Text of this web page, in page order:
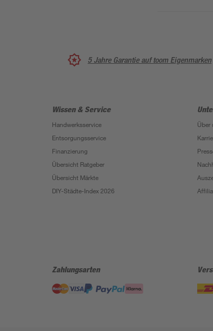
5 Jahre Garantie auf toom Eigenmarken
Wissen & Service
Handwerksservice
Entsorgungsservice
Finanzierung
Übersicht Ratgeber
Übersicht Märkte
DIY-Städte-Index 2026
Über
Zahlungsarten